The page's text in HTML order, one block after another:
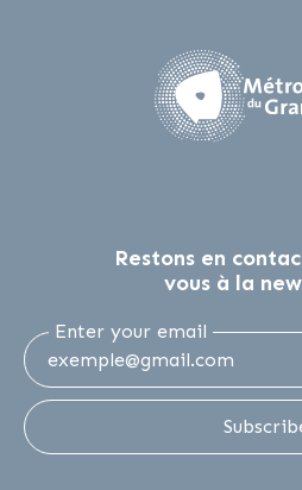
Restons en
vous à la
Enter your email